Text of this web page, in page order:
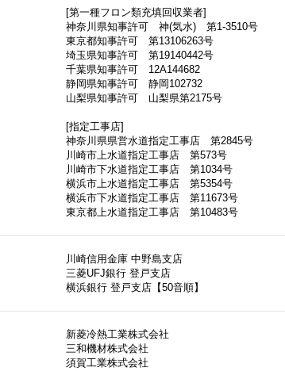
[第一種フロン類充填回収業者]
神奈川県知事許可 神(気水) 第1-3510号
東京都知事許可 第13106263号
埼玉県知事許可 第19140442号
千葉県知事許可 12A144682
静岡県知事許可 静岡102732
山梨県知事許可 山梨県第2175号
[指定工事店]
神奈川県県営水道指定工事店 第2845号
川崎市上水道指定工事店 第573号
川崎市下水道指定工事店 第1034号
横浜市上水道指定工事店 第5354号
横浜市下水道指定工事店 第11673号
東京都上水道指定工事店 第10483号
川崎信用金庫 中野島支店
三菱UFJ銀行 登戸支店
横浜銀行 登戸支店【50音順】
新菱冷熱工業株式会社
三和機材株式会社
須賀工業株式会社